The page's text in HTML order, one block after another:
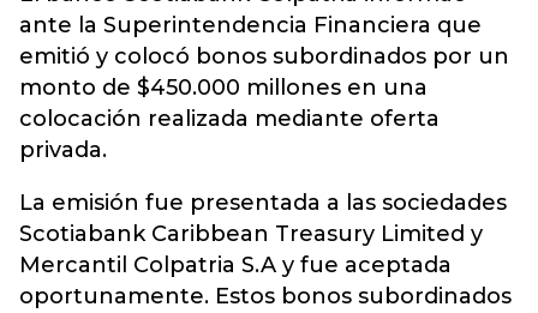
ante la Superintendencia Financiera que
emitió y colocó bonos subordinados por un
monto de $450.000 millones en una
colocación realizada mediante oferta
privada.
La emisión fue presentada a las sociedades
Scotiabank Caribbean Treasury Limited y
Mercantil Colpatria S.A y fue aceptada
oportunamente. Estos bonos subordinados